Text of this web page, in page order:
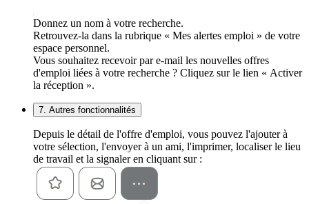
Donnez un nom à votre recherche.
Retrouvez-la dans la rubrique « Mes alertes emploi » de votre
espace personnel.
Vous souhaitez recevoir par e-mail les nouvelles offres
d'emploi liées à votre recherche ? Cliquez sur le lien « Activer
la réception ».
7. Autres fonctionnalités
Depuis le détail de l'offre d'emploi, vous pouvez l'ajouter à
votre sélection, l'envoyer à un ami, l'imprimer, localiser le lieu
de travail et la signaler en cliquant sur :